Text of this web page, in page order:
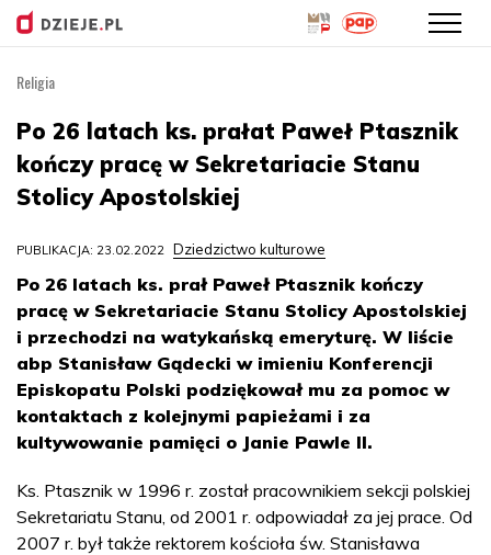
treści
Religia
Po 26 latach ks. prałat Paweł Ptasznik
kończy pracę w Sekretariacie Stanu
Stolicy Apostolskiej
PUBLIKACJA: 23.02.2022 Dziedzictwo kulturowe
Po 26 latach ks. prał Paweł Ptasznik kończy
pracę w Sekretariacie Stanu Stolicy Apostolskiej
i przechodzi na watykańską emeryturę. W liście
abp Stanisław Gądecki w imieniu Konferencji
Episkopatu Polski podziękował mu za pomoc w
kontaktach z kolejnymi papieżami i za
kultywowanie pamięci o Janie Pawle II.
Ks. Ptasznik w 1996 r. został pracownikiem sekcji polskiej
Sekretariatu Stanu, od 2001 r. odpowiadał za jej prace. Od
2007 r. był także rektorem kościoła św. Stanisława